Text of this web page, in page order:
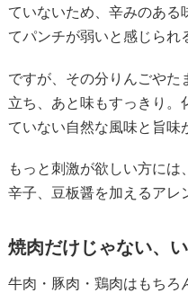
ていないため、辛みのある
てパンチが弱いと感じられ
ですが、その分りんごやた
立ち、あと味もすっきり。
ていない自然な風味と旨味
もっと刺激が欲しい方に
辛子、豆板醤を加えるアレ
焼肉だけじゃない、
牛肉・豚肉・鶏肉はもちろ